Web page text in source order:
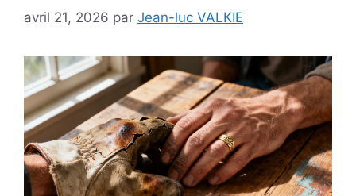
avril 21, 2026 par Jean-luc VALKIE